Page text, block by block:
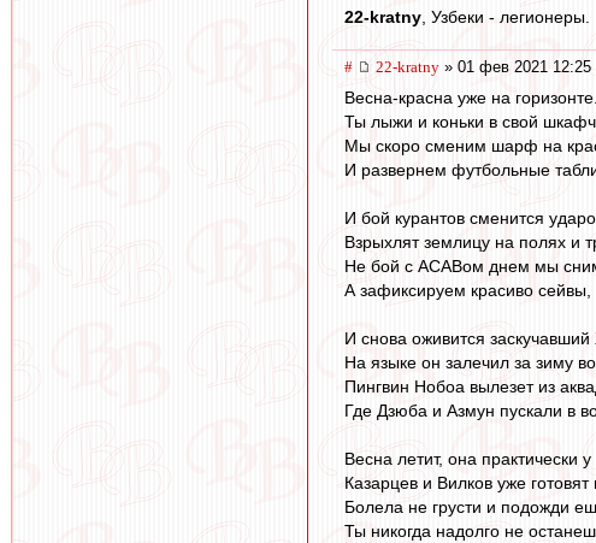
22-kratny , Узбеки -
# 22-kratny » 01 фев 2021 12:25
Весна-красна уже на горизонте.
Ты лыжи и коньки в свой
Мы скоро сменим шарф на
И развернем футбольные
И бой курантов сменится
Взрыхлят землицу на полях и
Не бой с ACABом днем мы
А зафиксируем красиво
И снова оживится
На языке он залечил за зиму
Пингвин Нобоа вылезет из
Где Дзюба и Азмун пускали в
Весна летит, она практически у
Казарцев и Вилков уже
Болела не грусти и подожди
Ты никогда надолго не